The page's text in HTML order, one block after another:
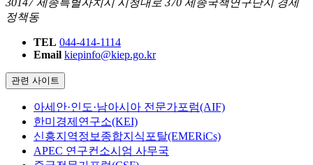
30147 세종특별자치시 시청대로 370 세종국책연구단지 경제
정책동
TEL 044-414-1114
Email kiepinfo@kiep.go.kr
관련 사이트
아세안·인도·남아시아 전문가포럼(AIF)
한미경제연구소(KEI)
신흥지역정보종합지식포탈(EMERiCs)
APEC 연구컨소시엄 사무국